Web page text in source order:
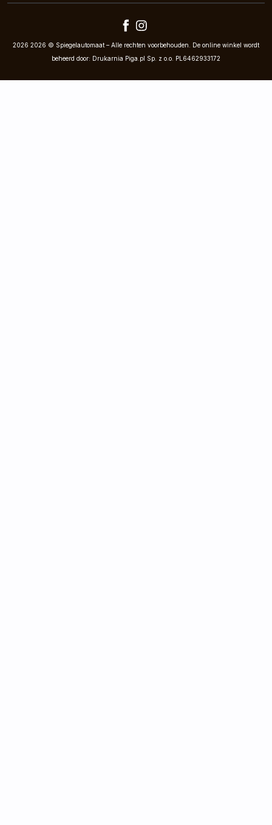
2026 2026 © Spiegelautomaat – Alle rechten voorbehouden. De online winkel wordt
beheerd door: Drukarnia Piga.pl Sp. z o.o. PL6462933172